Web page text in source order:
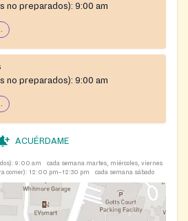
no preparados): 9:00 am
la comida
no preparados): 9:00 am
la comida
ACUÉRDAME
9:00 am
cada semana martes, miércoles, viernes
comer): 12:00 pm–12:30 pm cada semana sábado